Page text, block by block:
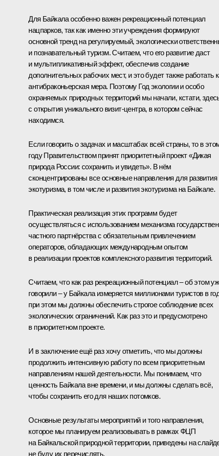
Для Байкала особенно важен рекреационный потенциал
нацпарков, так как именно эти учреждения формируют
основной тренд на регулируемый, экологически
и познавательный туризм. Считаем, что его развитие даст
и мультипликативный эффект, обеспечив создание
дополнительных рабочих мест, и это будет также работать
антибраконьерская мера. Поэтому Год экологии и особо
охраняемых природных территорий мы начали, кстати,
с открытия уникального визит-центра, в котором сейчас
находимся.
Если говорить о задачах и масштабах всей страны, то в
году Правительством принят приоритетный проект «Дикая
природа России: сохранить и увидеть». В нём
сконцентрированы все основные направления для развития
экотуризма, в том числе и развития экотуризма на Байкале.
Практическая реализация этих программ будет
осуществляться с использованием механизма
частного партнёрства с обязательным привлечением
операторов, обладающих международным опытом
в реализации проектов комплексного развития территорий.
Считаем, что как раз рекреационный потенциал – об этом
говорили – у Байкала измеряется миллионами туристов в
при этом мы должны обеспечить строгое соблюдение всех
экологических ограничений. Как раз это и предусмотрено
в приоритетном проекте.
И в заключение ещё раз хочу отметить, что мы должны
продолжить интенсивную работу по всем приоритетным
направлениям нашей деятельности. Мы понимаем, что
ценность Байкала вне времени, и мы должны сделать всё,
чтобы сохранить его для наших потомков.
Основные результаты мероприятий и того направления,
которое мы планируем реализовывать в рамках ФЦП
на Байкальской природной территории, приведены на
не буду их перечислять.